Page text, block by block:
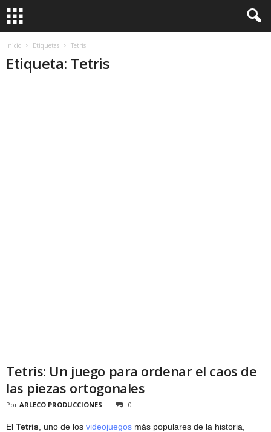
Inicio Etiquetas Tetris
Etiqueta: Tetris
Tetris: Un juego para ordenar el caos de
las piezas ortogonales
Por ARLECO PRODUCCIONES 0
El Tetris , uno de los videojuegos más populares de la historia,